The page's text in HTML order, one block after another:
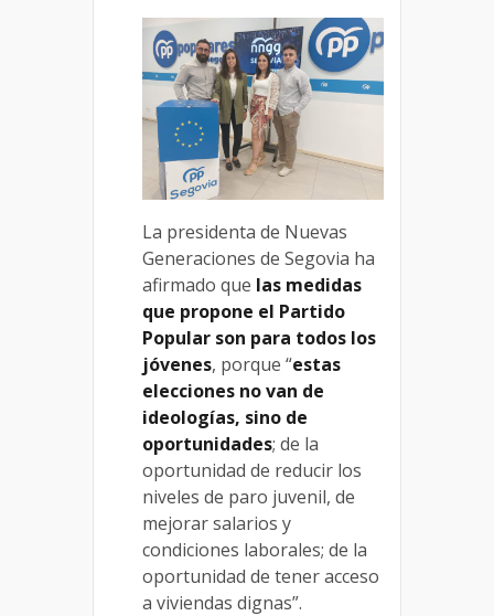
La presidenta de Nuevas
Generaciones de Segovia ha
afirmado que las medidas
que propone el Partido
Popular son para todos los
jóvenes, porque “estas
elecciones no van de
ideologías, sino de
oportunidades; de la
oportunidad de reducir los
niveles de paro juvenil, de
mejorar salarios y
condiciones laborales; de la
oportunidad de tener acceso
a viviendas dignas”.